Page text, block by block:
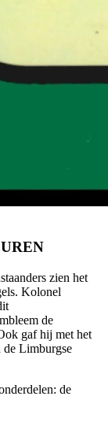
zien het
Kolonel
de
gaf hij met het
de Limburgse
de